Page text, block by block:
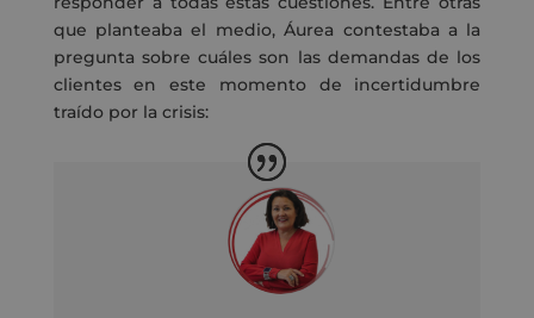
que planteaba el medio, Áurea contestaba a la
pregunta sobre cuáles son las demandas de los
clientes en este momento de incertidumbre
traído por la crisis: